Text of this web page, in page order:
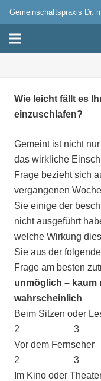
Gemeinschaftspraxis Dr.
Wie leicht fällt es
einzuschlafen?
Gemeint ist nicht
das wirkliche
Frage bezieht sich
vergangenen
Sie einige der
nicht ausgeführt
welche Wirkung
Sie aus der
Frage am besten
unmöglich – kaum
wahrscheinlich
Beim
2 3
Vor dem
2 3
Im Kino